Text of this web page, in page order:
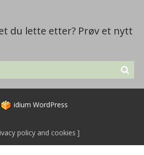
du lette etter? Prøv et nytt
idium WordPress
policy and cookies